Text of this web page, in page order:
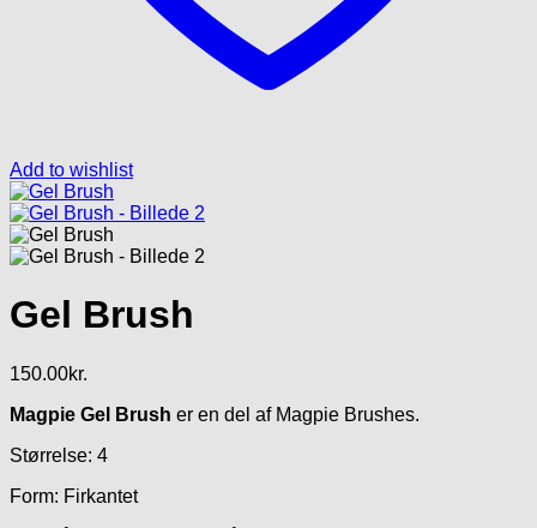
Add to wishlist
Gel Brush
150.00kr.
Magpie Gel Brush er en del af Magpie Brushes.
Størrelse: 4
Form: Firkantet